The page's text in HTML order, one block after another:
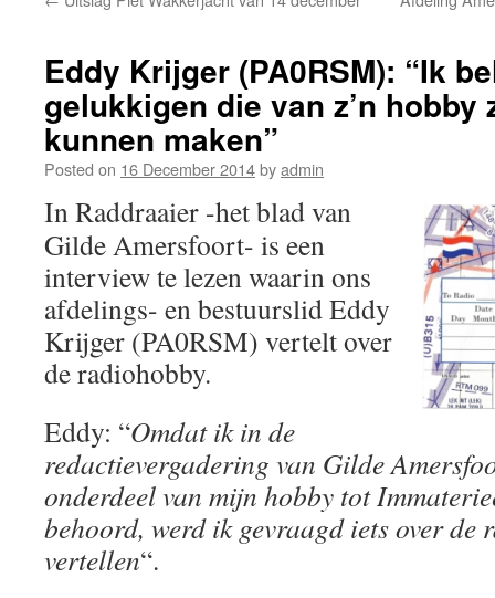
Eddy Krijger (PA0RSM): “Ik
gelukkigen die van z’n hobby
kunnen maken”
Posted on 16 December 2014byadmin
In Raddraaier -het blad van
Gilde Amersfoort- is een
interview te lezen waarin ons
afdelings- en bestuurslid Eddy
Krijger (PA0RSM) vertelt over
de radiohobby.
Eddy: “Omdat ik in de
redactievergadering van Gilde
onderdeel van mijn hobby tot
behoord, werd ik gevraagd iets over de
vertellen“.